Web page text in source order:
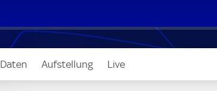
m
i
n
u
Daten Aufstellung Live